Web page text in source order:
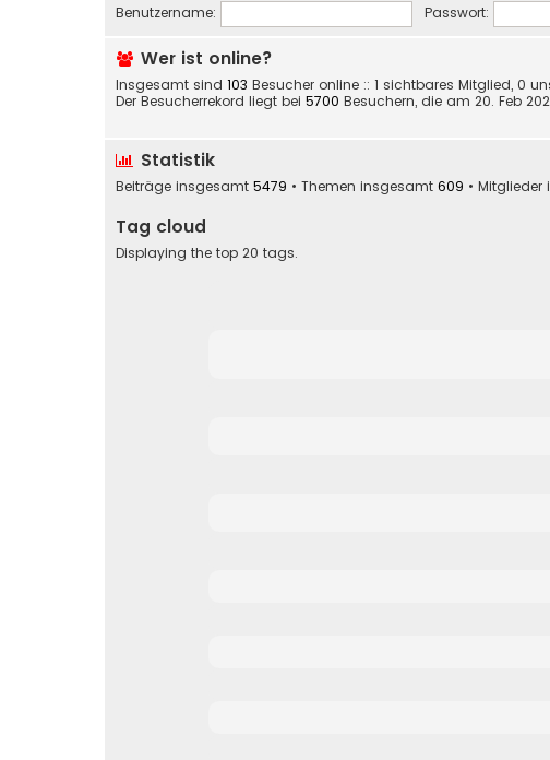
Benutzername: Passwort:
Wer ist online?
Insgesamt sind 103 Besucher online :: 1 sichtbares Mitglied, 0
Der Besucherrekord liegt bei 5700 Besuchern, die am 20. Feb
Statistik
Beiträge insgesamt 5479 • Themen insgesamt 609 •
Tag cloud
Displaying the top 20 tags.